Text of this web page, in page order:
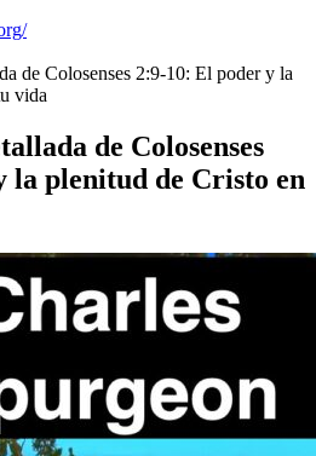
de Colosenses 2:9-10: El poder y la
vida
de Colosenses
la plenitud de Cristo en